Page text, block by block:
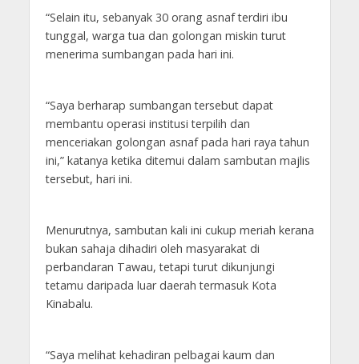
“Selain itu, sebanyak 30 orang asnaf terdiri ibu
tunggal, warga tua dan golongan miskin turut
menerima sumbangan pada hari ini.
“Saya berharap sumbangan tersebut dapat
membantu operasi institusi terpilih dan
menceriakan golongan asnaf pada hari raya tahun
ini,” katanya ketika ditemui dalam sambutan majlis
tersebut, hari ini.
Menurutnya, sambutan kali ini cukup meriah kerana
bukan sahaja dihadiri oleh masyarakat di
perbandaran Tawau, tetapi turut dikunjungi
tetamu daripada luar daerah termasuk Kota
Kinabalu.
“Saya melihat kehadiran pelbagai kaum dan